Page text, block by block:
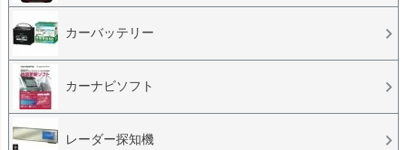
カーバッテリー
カーナビソフト
レーダー探知機